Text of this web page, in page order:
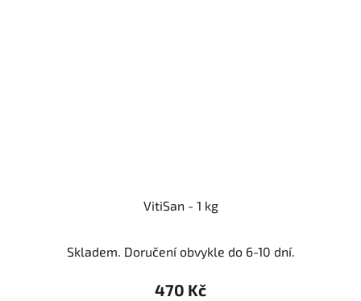
VitiSan - 1 kg
Skladem. Doručení obvykle do 6-10 dní.
470 Kč